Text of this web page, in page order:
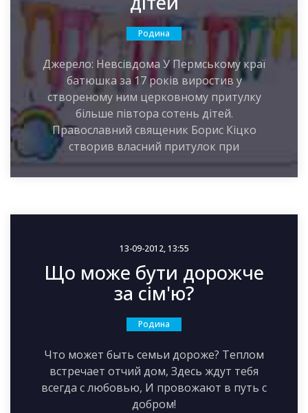
Родина
Джерело: Невсівдома У Пермському краї
батюшка за 17 років виростив у
створеному ним церковному притулку
більше півтора сотень дітей.
Православний священик Борис Кіцко
створив власний притулок при
13-09-2012, 13:55
Що може бути дорожче
за сім'ю?
Родина
Что может быть семьи дороже? Теплом
встречает отчий дом, Здесь ждут тебя
всегда с любовью, И провожают в путь с
добром!